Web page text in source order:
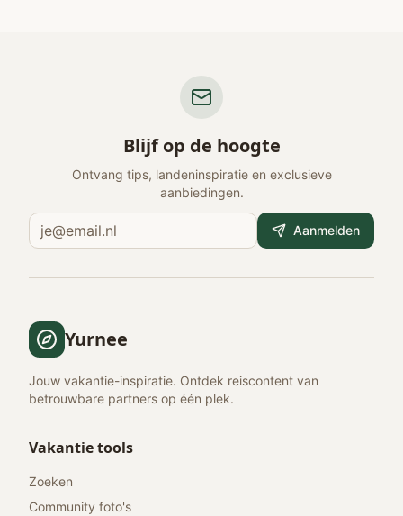
Blijf op de hoogte
Ontvang tips, landeninspiratie en exclusieve
aanbiedingen.
Aanmelden
Yurnee
Jouw vakantie-inspiratie. Ontdek reiscontent van
betrouwbare partners op één plek.
Vakantie tools
Zoeken
Community foto's